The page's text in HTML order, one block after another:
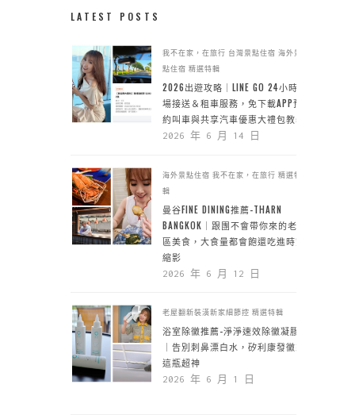
LATEST POSTS
我不在家，在旅行 台灣景點住宿 海外景
點住宿 精選特輯
2026出遊攻略｜LINE GO 24小時機
場接送＆租車服務，免下載APP預
約叫車與共享汽車優惠大禮包教學
2026 年 6 月 14 日
海外景點住宿 我不在家，在旅行 精選特
輯
曼谷FINE DINING推薦-THARN
BANGKOK｜跟團不會帶你來的老城
區美食，大食量都會飽還吃進時空
縮影
2026 年 6 月 12 日
老屋翻新裝潢新家細節控 精選特輯
浴室除黴推薦-淨淨速效除黴凝膠
｜告別刺鼻漂白水，矽利康發黴靠
這瓶超神
2026 年 6 月 1 日